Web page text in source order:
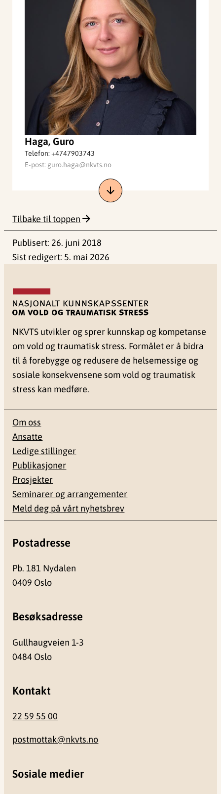
Haga, Guro
Telefon:+4747903743
E-post: guro.haga@nkvts.no
Tilbake til toppen
Publisert: 26. juni 2018
Sist redigert: 5. mai 2026
NKVTS utvikler og sprer kunnskap og kompetanse
om vold og traumatisk stress. Formålet er å bidra
til å forebygge og redusere de helsemessige og
sosiale konsekvensene som vold og traumatisk
stress kan medføre.
Om oss
Ansatte
Ledige stillinger
Publikasjoner
Prosjekter
Seminarer og arrangementer
Meld deg på vårt nyhetsbrev
Postadresse
Pb. 181 Nydalen
0409 Oslo
Besøksadresse
Gullhaugveien 1-3
0484 Oslo
Kontakt
22 59 55 00
postmottak@nkvts.no
Sosiale medier